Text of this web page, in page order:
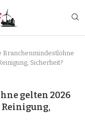
Branchenmindestlöhne
Sicherheit?
gelten 2026
Reinigung,